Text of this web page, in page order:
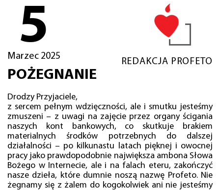
5
Marzec 2025
REDAKCJA PROFETO
POŻEGNANIE
Drodzy Przyjaciele,
z sercem pełnym wdzięczności, ale i smutku jesteśmy
zmuszeni – z uwagi na zajęcie przez organy ścigania
naszych kont bankowych, co skutkuje brakiem
materialnych środków potrzebnych do dalszej
działalności – po kilkunastu latach pięknej i owocnej
pracy jako prawdopodobnie największa ambona Słowa
Bożego w Internecie, ale i na falach eteru, zakończyć
nasze dzieła, które dumnie noszą nazwę Profeto. Nie
żegnamy się z żalem do kogokolwiek ani nie jesteśmy